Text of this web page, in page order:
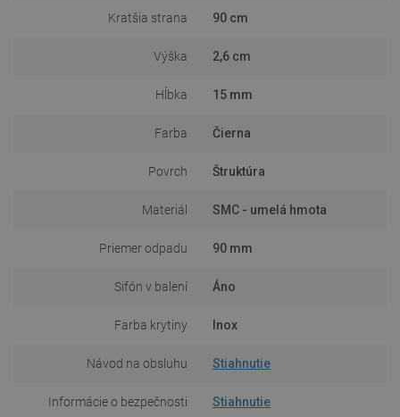
Kratšia strana 90 cm
Výška 2,6 cm
Hĺbka 15 mm
Farba Čierna
Povrch Štruktúra
Materiál SMC - umelá hmota
Priemer odpadu 90 mm
Sifón v balení Áno
Farba krytiny Inox
Návod na obsluhu Stiahnutie
Informácie o bezpečnosti Stiahnutie